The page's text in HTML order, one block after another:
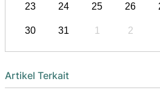
23 24 25 26
30 31 1 2
Artikel Terkait